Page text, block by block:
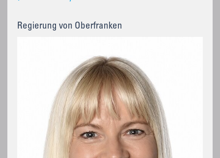
Regierung von Oberfranken